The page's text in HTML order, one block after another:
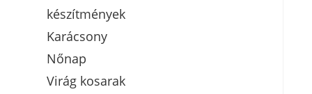
készítmények
Karácsony
Nőnap
Virág kosarak